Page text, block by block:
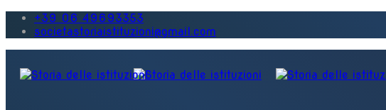
+39 06 49693353
societastoriaistituzioni@gmail.com